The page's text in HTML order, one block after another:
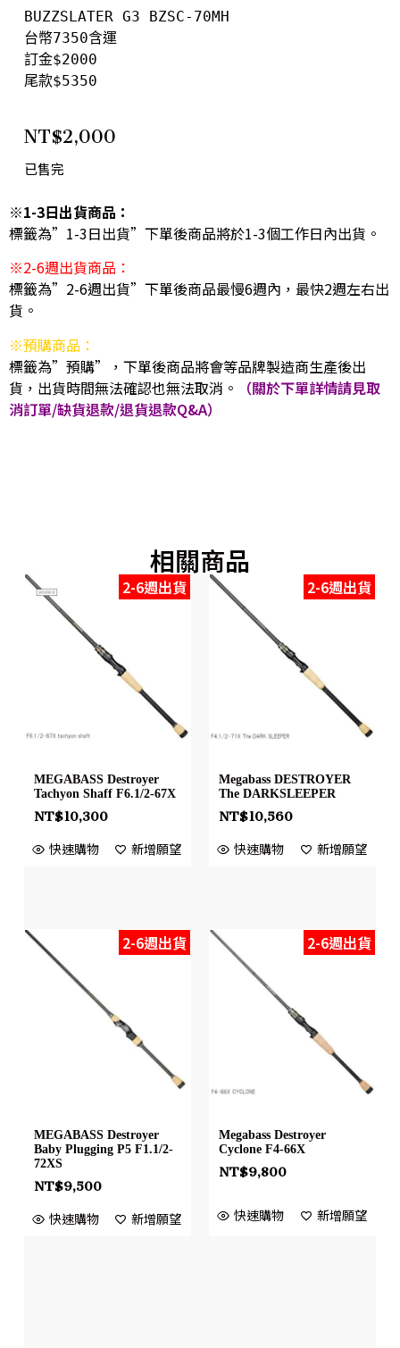
BUZZSLATER G3 BZSC-70MH
台幣7350含運
訂金$2000
尾款$5350
NT$2,000
已售完
※1-3日出貨商品：
標籤為”1-3日出貨”下單後商品將於1-3個工作日內出貨。
※2-6週出貨商品：
標籤為”2-6週出貨”下單後商品最慢6週內，最快2週左右出
貨。
※預購商品：
標籤為”預購”，下單後商品將會等品牌製造商生產後出
貨，出貨時間無法確認也無法取消。
（關於下單詳情請見取
消訂單/缺貨退款/退貨退款Q&A）
相關商品
2-6週出貨
MEGABASS Destroyer
Tachyon Shaff F6.1/2-67X
NT$10,300
快速購物 新增願望
2-6週出貨
Megabass DESTROYER
The DARKSLEEPER
NT$10,560
快速購物 新增願望
2-6週出貨
MEGABASS Destroyer
Baby Plugging P5 F1.1/2-
72XS
NT$9,500
快速購物 新增願望
2-6週出貨
Megabass Destroyer
Cyclone F4-66X
NT$9,800
快速購物 新增願望